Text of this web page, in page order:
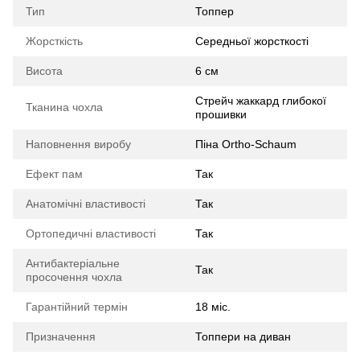
Тип Топпер
Жорсткість Середньої жорсткості
Висота 6 см
Тканина чохла
Стрейч жаккард глибокої
прошивки
Наповнення виробу Піна Ortho-Schaum
Ефект пам Так
Анатомічні властивості Так
Ортопедичні властивості Так
Антибактеріальне
просочення чохла
Так
Гарантійний термін 18 міс.
Призначення Топпери на диван